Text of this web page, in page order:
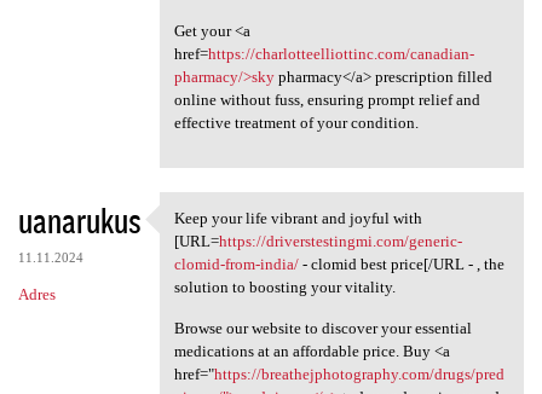
Get your <a
href=https://charlotteelliottinc.com/canadian-
pharmacy/>skypharmacy</a> prescription filled
online without fuss, ensuring prompt relief and
effective treatment of your condition.
uanarukus
11.11.2024
Adres
Keep your life vibrant and
Keep your life vibrant and joyful with
[URL=https://driverstestingmi.com/generic-
clomid-from-india/- clomid best price[/URL - , the
solution to boosting your vitality.
Browse our website to discover your essential
medications at an affordable price. Buy <a
href="https://breathejphotography.com/drugs/pred